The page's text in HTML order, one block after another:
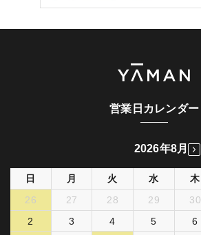
営業日カレンダー
2026年8月
日 月 火 水 木
26
27 28 29 30
2
3 4 5 6